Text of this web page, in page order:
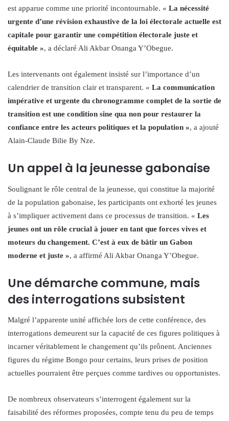
est apparue comme une priorité incontournable. « La nécessité
urgente d’une révision exhaustive de la loi électorale actuelle est
capitale pour garantir une compétition électorale juste et
équitable », a déclaré Ali Akbar Onanga Y’Obegue.
Les intervenants ont également insisté sur l’importance d’un
calendrier de transition clair et transparent. « La communication
impérative et urgente du chronogramme complet de la sortie de
transition est une condition sine qua non pour restaurer la
confiance entre les acteurs politiques et la population », a ajouté
Alain-Claude Bilie By Nze.
Un appel à la jeunesse gabonaise
Soulignant le rôle central de la jeunesse, qui constitue la majorité
de la population gabonaise, les participants ont exhorté les jeunes
à s’impliquer activement dans ce processus de transition. « Les
jeunes ont un rôle crucial à jouer en tant que forces vives et
moteurs du changement. C’est à eux de bâtir un Gabon
moderne et juste », a affirmé Ali Akbar Onanga Y’Obegue.
Une démarche commune, mais
des interrogations subsistent
Malgré l’apparente unité affichée lors de cette conférence, des
interrogations demeurent sur la capacité de ces figures politiques à
incarner véritablement le changement qu’ils prônent. Anciennes
figures du régime Bongo pour certains, leurs prises de position
actuelles pourraient être perçues comme tardives ou opportunistes.
De nombreux observateurs s’interrogent également sur la
faisabilité des réformes proposées, compte tenu du peu de temps